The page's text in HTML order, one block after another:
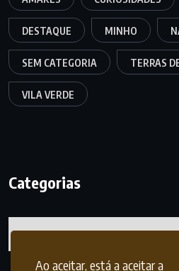
Ao aceitar, está a aceitar a
DESTAQUE MINHO
SEM CATEGORIA TERRAS
VILA VERDE
Categorias